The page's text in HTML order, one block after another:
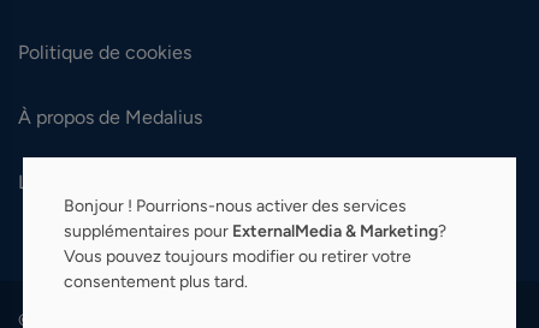
Politique de cookies
À propos de Medalius
Langue:
© 2026 Medalius. Tous droits réservés.
Bonjour ! Pourrions-nous activer des services
supplémentaires pour ExternalMedia & Marketing?
Vous pouvez toujours modifier ou retirer votre
consentement plus tard.